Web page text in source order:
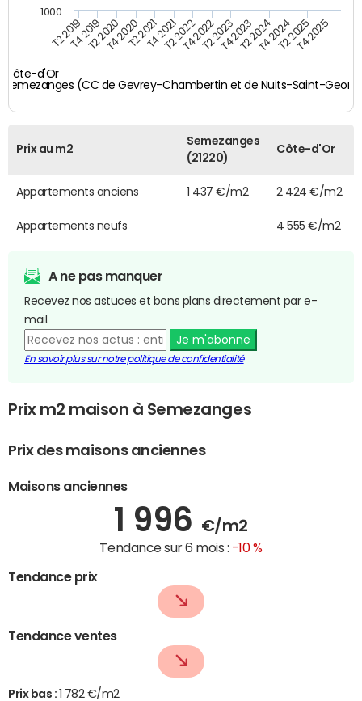
Côte-d'Or
Semezanges (CC de Gevrey-Chambertin et de Nuits-Saint-
T2 2019T4 2019T2 2020T4 2020T2 2021T4 2021T2 2022T4 2022T2 2023T4 2023T2 2024T4 2024T2 2025T4 2025
1000
Prix au m2
Semezanges
(21220)
Côte-d'Or
Appartements anciens 1 437 €/m2 2 424 €/m2
Appartements neufs 4 555 €/m2
A ne pas manquer
Recevez nos astuces et bons plans directement par e-
mail.
Je m'abonne
En savoir plus sur notre politique de confidentialité
Prix m2 maison à Semezanges
Prix des maisons anciennes
Maisons anciennes
1 996 €/m2
Tendance sur 6 mois : -10 %
Tendance prix
Tendance ventes
Prix bas :
1 782 €/m2